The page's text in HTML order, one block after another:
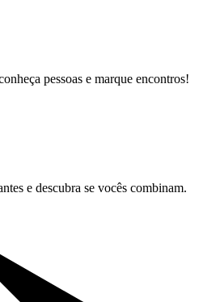
pessoas e marque encontros!
e descubra se vocês combinam.